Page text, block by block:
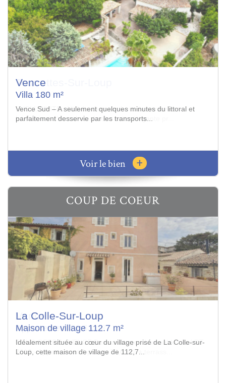
Tourrettes-Sur-Loup
Villa 136 m²
EXCLUSIVITE : Nichée dans un écrin de verdure et
bénéficiant d’un calme absolu, cette élégante pr...
Voir le bien +
COUP DE COEUR
Vence
Appartement 76.63 m²
SOUS OFFRE - VENCE Dernier étage - Immeuble neuf RT
2012 - Appartement 4 pièces 76,6 m2 + terrass...